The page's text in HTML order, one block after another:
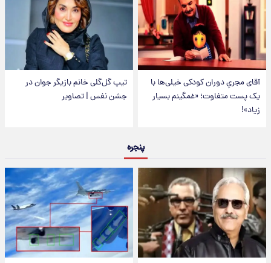
آقای مجریِ دوران کودکی خیلی‌ها با
یک پست متفاوت؛ «غمگینم بسیار
زیاد»!
تیپ گل‌گلی خانم بازیگر جوان در
جشن نفس | تصاویر
پنجره